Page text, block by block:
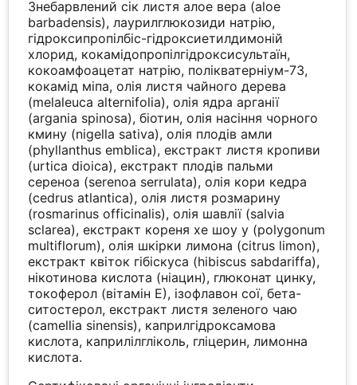
Знебарвлений сік листя алое вера (aloe
barbadensis), лаурилглюкозиди натрію,
гідроксипропілбіс-гідроксиетилдимоній
хлорид, кокамідопропілгідроксисультаїн,
кокоамфоацетат натрію, полікватерніум-73,
кокамід міпа, олія листя чайного дерева
(melaleuca alternifolia), олія ядра арганії
(argania spinosa), біотин, олія насіння чорного
кмину (nigella sativa), олія плодів амли
(phyllanthus emblica), екстракт листя кропиви
(urtica dioica), екстракт плодів пальми
сереноа (serenoa serrulata), олія кори кедра
(cedrus atlantica), олія листя розмарину
(rosmarinus officinalis), олія шавлії (salvia
sclarea), екстракт кореня хе шоу у (polygonum
multiflorum), олія шкірки лимона (citrus limon),
екстракт квіток гібіскуса (hibiscus sabdariffa),
нікотинова кислота (ніацин), глюконат цинку,
токоферол (вітамін Е), ізофлавон сої, бета-
ситостерол, екстракт листя зеленого чаю
(camellia sinensis), каприлгідроксамова
кислота, каприлілгліколь, гліцерин, лимонна
кислота.